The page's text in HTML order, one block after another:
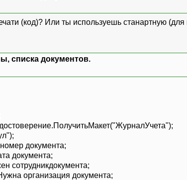
(код)? Или ты используешь станартную (для
списка документов.
документа;
документа;
сотрудникдокумента;
организация документа;